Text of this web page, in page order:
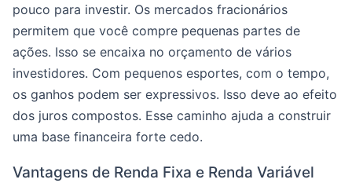
pouco para investir. Os mercados fracionários
permitem que você compre pequenas partes de
ações. Isso se encaixa no orçamento de vários
investidores. Com pequenos esportes, com o tempo,
os ganhos podem ser expressivos. Isso deve ao efeito
dos juros compostos. Esse caminho ajuda a construir
uma base financeira forte cedo.
Vantagens de Renda Fixa e Renda Variável